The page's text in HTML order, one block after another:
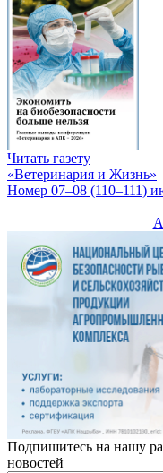
Читать газету
«Ветеринария и Жизнь»
Номер 07–08 (110–111)
Подпишитесь на нашу
новостей